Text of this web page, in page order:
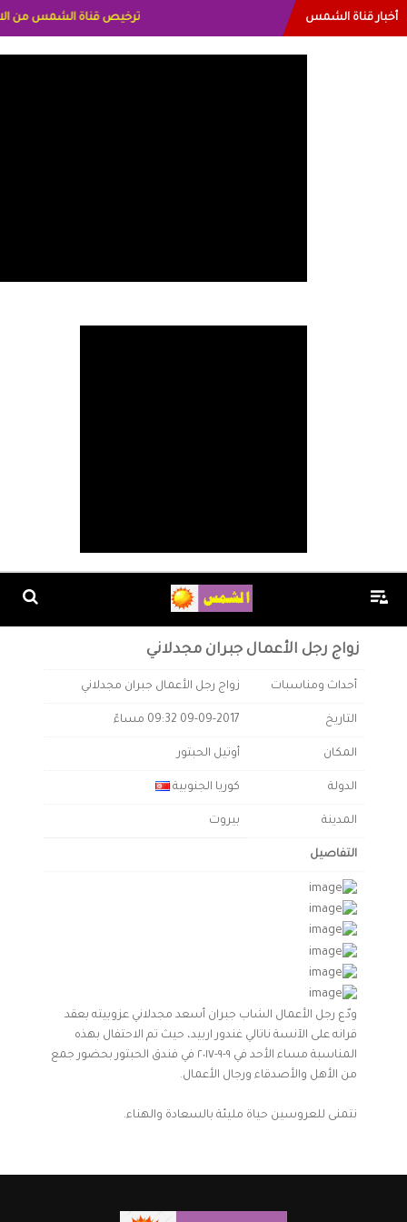
أخبار قناة الشمس
زواج رجل الأعمال جبران مجدلاني
أحداث ومناسبات زواج رجل الأعمال جبران مجدلاني
التاريخ 09-09-2017 09:32 مساءً
المكان أوتيل الحبتور
الدولة كوريا الجنوبية
المدينة بيروت
التفاصيل
ودّع رجل الأعمال الشاب جبران أسعد مجدلاني عزوبيته بعقد
قرانه على الآنسة ناتالي غندور اربيد، حيث تم الاحتفال بهذه
المناسبة مساء الأحد في ٩-٩-٢٠١٧ في فندق الحبتور بحضور جمع
من الأهل والأصدقاء ورجال الأعمال.
نتمنى للعروسين حياة مليئة بالسعادة والهناء.